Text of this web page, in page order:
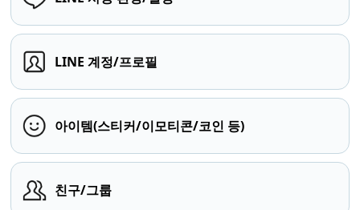
LINE 계정/프로필
아이템(스티커/이모티콘/코인 등)
친구/그룹